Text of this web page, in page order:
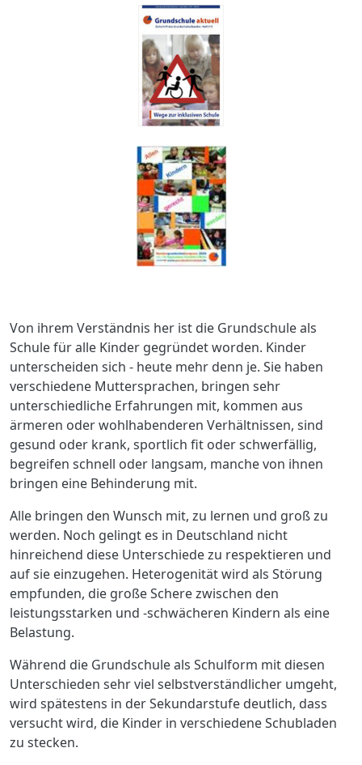
Von ihrem Verständnis her ist die Grundschule als
Schule für alle Kinder gegründet worden. Kinder
unterscheiden sich - heute mehr denn je. Sie haben
verschiedene Muttersprachen, bringen sehr
unterschiedliche Erfahrungen mit, kommen aus
ärmeren oder wohlhabenderen Verhältnissen, sind
gesund oder krank, sportlich fit oder schwerfällig,
begreifen schnell oder langsam, manche von ihnen
bringen eine Behinderung mit.
Alle bringen den Wunsch mit, zu lernen und groß zu
werden. Noch gelingt es in Deutschland nicht
hinreichend diese Unterschiede zu respektieren und
auf sie einzugehen. Heterogenität wird als Störung
empfunden, die große Schere zwischen den
leistungsstarken und -schwächeren Kindern als eine
Belastung.
Während die Grundschule als Schulform mit diesen
Unterschieden sehr viel selbstverständlicher umgeht,
wird spätestens in der Sekundarstufe deutlich, dass
versucht wird, die Kinder in verschiedene Schubladen
zu stecken.